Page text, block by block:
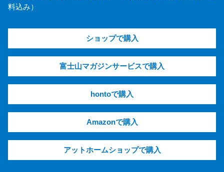
料込み）
ショップで購入
富士山マガジンサービスで購入
hontoで購入
Amazonで購入
アットホームショップで購入